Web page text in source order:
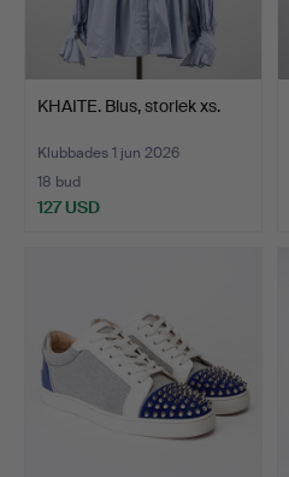
KHAITE. Blus, storlek xs.
Klubbades 1 jun 2026
18 bud
127 USD